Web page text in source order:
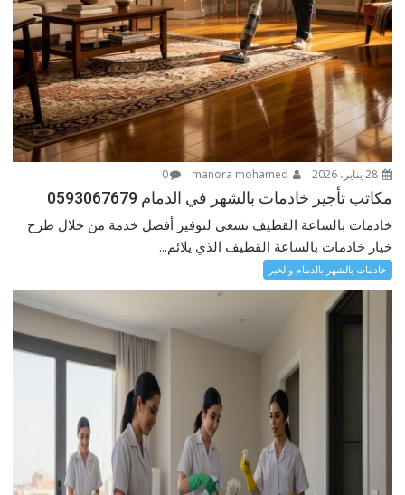
28 يناير، 2026 0
مكاتب تأجير خادمات بالشهر في الدمام 0593067679
خادمات بالساعة القطيف نسعى لتوفير أفضل خدمة من خلال طرح
خيار خادمات بالساعة القطيف الذي يلائم...
خادمات بالشهر بالدمام والخبر